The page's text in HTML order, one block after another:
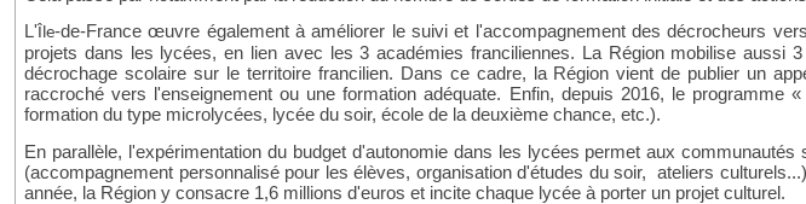
L'Île-de-France œuvre également à améliorer le suivi et l'accompagnement des décrocheurs
projets dans les lycées, en lien avec les 3 académies franciliennes. La Région mobilise
décrochage scolaire sur le territoire francilien. Dans ce cadre, la Région vient de publier un
raccroché vers l'enseignement ou une formation adéquate. Enfin, depuis 2016, le programme «
formation du type microlycées, lycée du soir, école de la deuxième chance, etc.).
En parallèle, l'expérimentation du budget d'autonomie dans les lycées permet aux
(accompagnement personnalisé pour les élèves, organisation d'études du soir, ateliers
année, la Région y consacre 1,6 millions d'euros et incite chaque lycée à porter un projet culturel.